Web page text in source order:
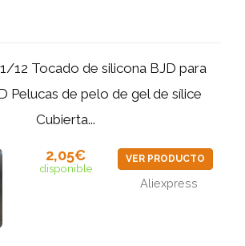
12 Tocado de silicona BJD para
Pelucas de pelo de gel de sílice
Cubierta...
2,05€
disponible
VER PRODUCTO
Aliexpress